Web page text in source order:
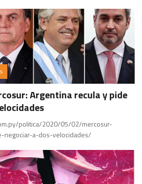
Argentina recula y pide
politica/2020/05/02/mercosur-
negociar-a-dos-velocidades/